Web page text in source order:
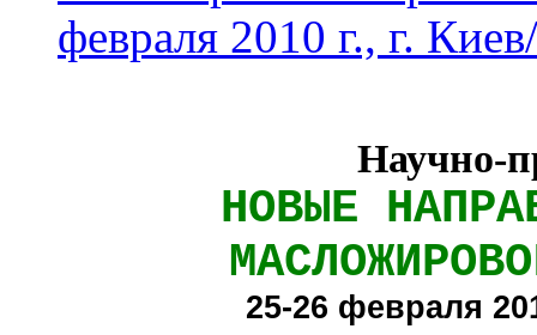
февраля 2010 г., г. Киев/
Научно-
НОВЫЕ
25-26 февраля